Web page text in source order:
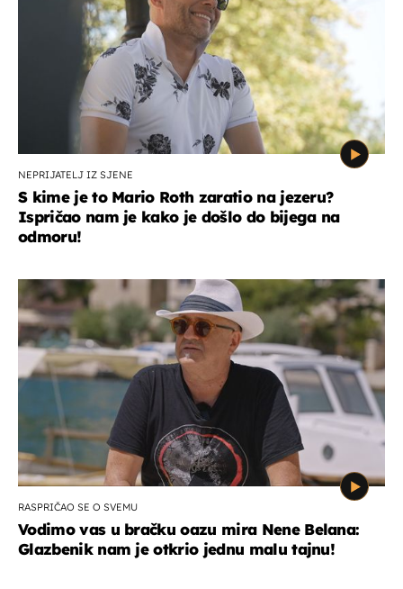
NEPRIJATELJ IZ SJENE
S kime je to Mario Roth zaratio na jezeru?
Ispričao nam je kako je došlo do bijega na
odmoru!
RASPRIČAO SE O SVEMU
Vodimo vas u bračku oazu mira Nene Belana:
Glazbenik nam je otkrio jednu malu tajnu!